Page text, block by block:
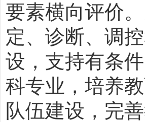
要素横向评价
定、诊断、调
设，支持有条
科专业，培养
队伍建设，完